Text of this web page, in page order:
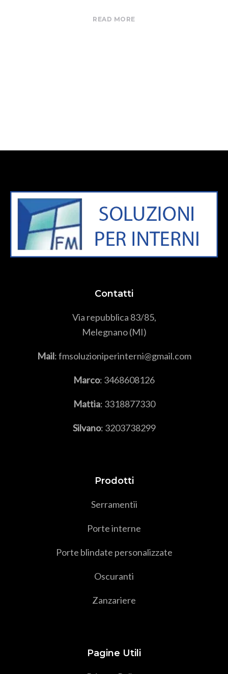
READ MORE
Contatti
Via repubblica 83/85,
Melegnano (MI)
Mail: fmsoluzioniperinterni@gmail.com
Marco: 3468608126
Mattia: 3318877330
Silvano: 3203738299
Prodotti
Serramentii
Porte interne
Porte blindate personalizzate
Oscuranti
Zanzariere
Pagine Utili